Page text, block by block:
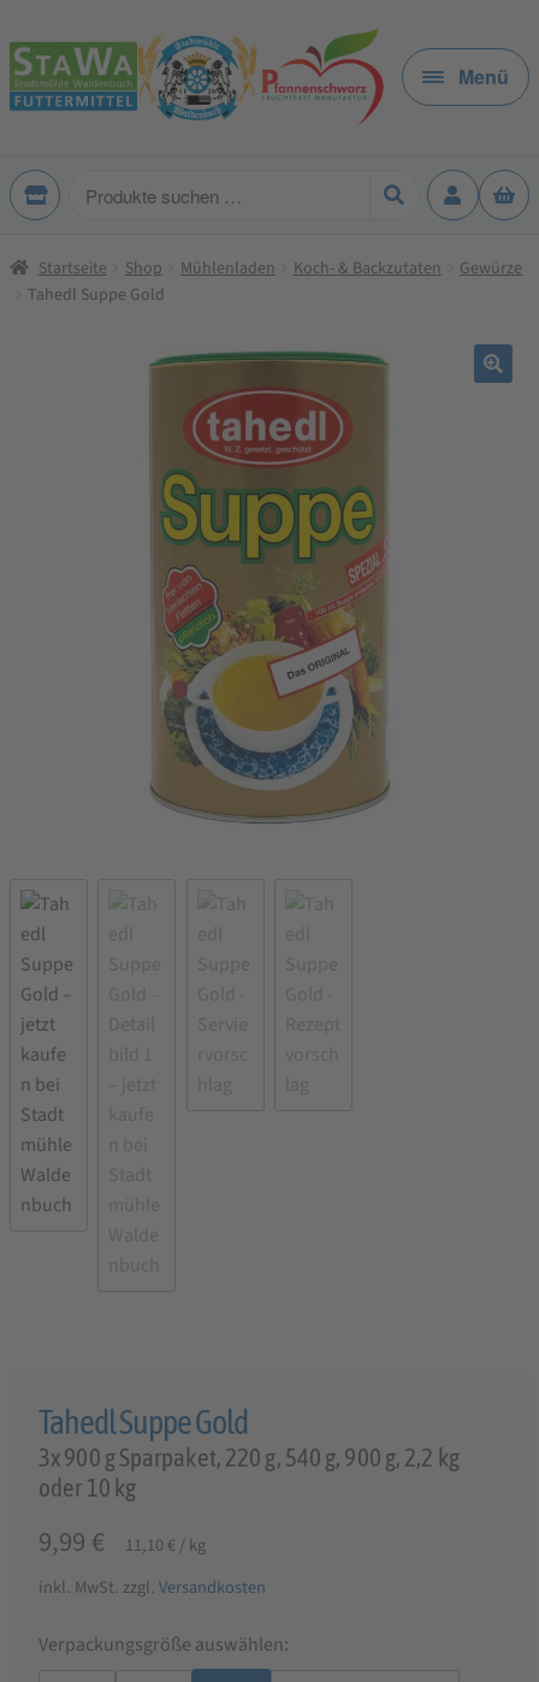
Zur
Navigation
springen
Zum
Inhalt
springen
Menü
Produkte
Startseite Shop Mühlenladen Koch- & Backzutaten
Gewürze
Tahedl Suppe Gold
Tahedl Suppe Gold
3x 900 g Sparpaket, 220 g, 540 g, 900 g, 2,2 kg
oder 10 kg
9,99 € 11,10 €/kg
inkl. MwSt. zzgl. Versandkosten
Verpackungsgröße auswählen: